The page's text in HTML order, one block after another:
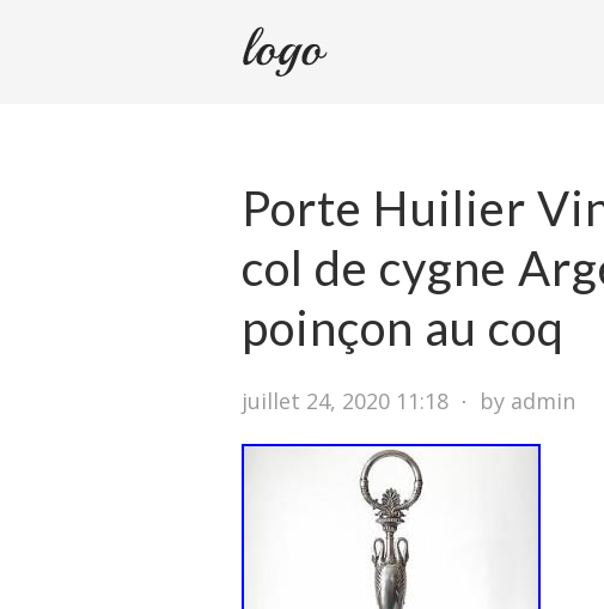
Porte Huilier
col de cygne
poinçon au coq
juillet 24, 2020 11:18 ⋅ by admin